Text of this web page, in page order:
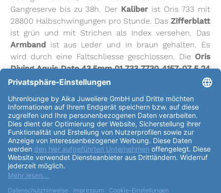
Gangreserve bis zu 38h. Der Kaliber ist Oris 733 mit
28800 Halbschwingungen pro Stunde. DasZifferblatt
ist grün und mit Strichen als Index versehen. Das
Armband ist aus Leder und in braun gehalten. Es
wird durch eine Faltschliesse geschlossen. Die Oris
Diving Aquis Date 43,5mm 01 733 7730 4157-07 5 24
10EBverfügt über viele
, darunter
Leuchtindizes, verschraubte Krone, drehbare
Lünette , Sekundenstopp und vieles mehr. Oris ist
eine schweizer Uhrenmarke, die 1904 von Paul Cattin
und Georges Christian gegründet wurde. Seitdem hat
Oris eine lange Tradition im Uhrenbau und ist
bekannt für seine hochwertigen und innovativen
Uhren. Die Marke hat sich auf die Herstellung von
mechanischen Uhren spezialisiert und ist bekannt